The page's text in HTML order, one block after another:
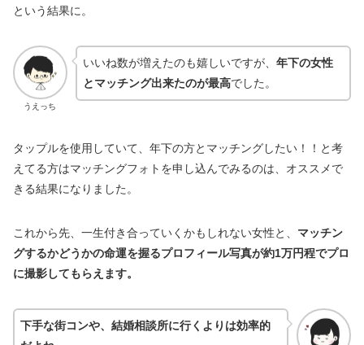
という結果に。
うえっち
いいね数が増えたのも嬉しいですが、 年下の女性
とマッチング出来たのが最高でした。
タップルを使用していて、年下の方とマッチングしたい！！と考
えてる方はマッチングフォトを申し込んでみるのは、オススメで
きる結果になりました。
これから先、一生付き合っていくかもしれない女性と、 マッチン
グするかどうかの命運を握るプロフィール写真が約1万円程でプロ
に撮影してもらえます。
下手な街コンや、結婚相談所に行くよりは効率的